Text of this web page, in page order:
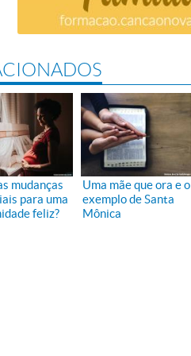
mudanças
para uma
feliz?
Uma mãe que ora e o
exemplo de Santa
Mônica